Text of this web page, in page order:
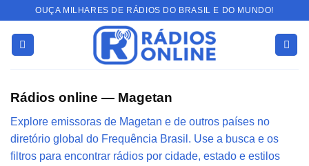
content
OUÇA MILHARES DE RÁDIOS DO BRASIL E DO MUNDO!
Rádios online — Magetan
Explore emissoras de Magetan e de outros países no
diretório global do Frequência Brasil. Use a busca e os
filtros para encontrar rádios por cidade, estado e estilos